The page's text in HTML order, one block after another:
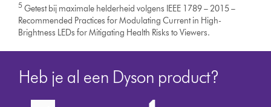
5 Getest bij maximale helderheid volgens IEEE 1789 – 2015 –
Recommended Practices for Modulating Current in High-
Brightness LEDs for Mitigating Health Risks to Viewers.
Heb je al een Dyson product?